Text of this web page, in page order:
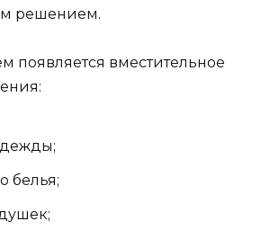
решением.
появляется вместительное
белья;